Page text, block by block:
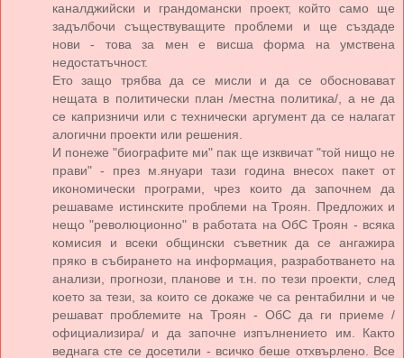
каналджийски и грандомански проект, който само ще
задълбочи съществуващите проблеми и ще създаде
нови - това за мен е висша форма на умствена
недостатъчност.
Ето защо трябва да се мисли и да се обосновават
нещата в политически план /местна политика/, а не да
се капризничи или с технически аргумент да се налагат
алогични проекти или решения.
И понеже "биографите ми" пак ще изквичат "той нищо не
прави" - през м.януари тази година внесох пакет от
икономически програми, чрез които да започнем да
решаваме истинските проблеми на Троян. Предложих и
нещо "революционно" в работата на ОбС Троян - всяка
комисия и всеки общински съветник да се ангажира
пряко в събирането на информация, разработването на
анализи, прогнози, планове и т.н. по тези проекти, след
което за тези, за които се докаже че са рентабилни и че
решават проблемите на Троян - ОбС да ги приеме /
официализира/ и да започне изпълнението им. Както
веднага сте се досетили - всичко беше отхвърлено. Все